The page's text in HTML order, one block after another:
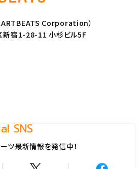
Corporation）
新宿1-28-11 小杉ビル5F
SNS
ツ最新情報を発信中！